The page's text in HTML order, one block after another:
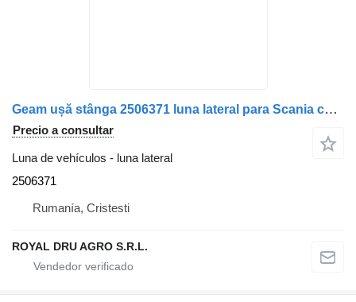
Geam ușă stânga 2506371 luna lateral para Scania camión
Precio a consultar
Luna de vehículos - luna lateral
2506371
Rumanía, Cristesti
ROYAL DRU AGRO S.R.L.